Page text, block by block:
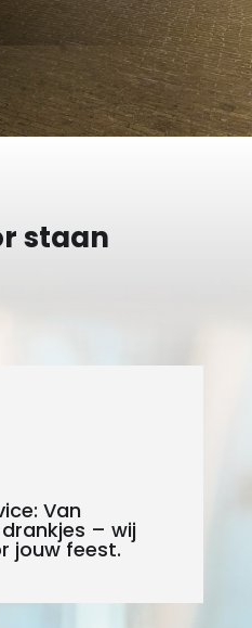
staan
Van
– wij
jouw feest.